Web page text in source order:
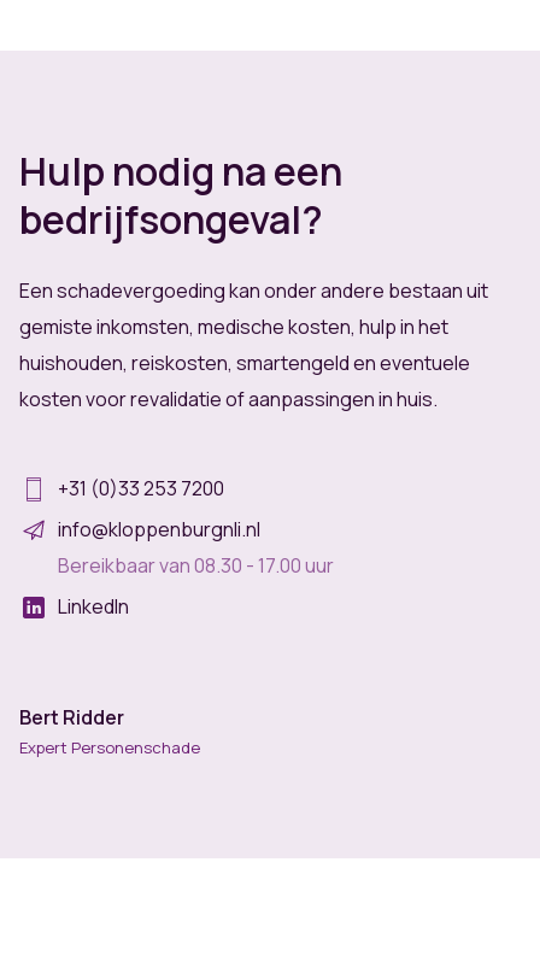
Hulp nodig na een
bedrijfsongeval?
Een schadevergoeding kan onder andere bestaan uit
gemiste inkomsten, medische kosten, hulp in het
huishouden, reiskosten, smartengeld en eventuele
kosten voor revalidatie of aanpassingen in huis.
+31 (0)33 253 7200
info@kloppenburgnli.nl
Bereikbaar van 08.30 - 17.00 uur
LinkedIn
Bert Ridder
Expert Personenschade